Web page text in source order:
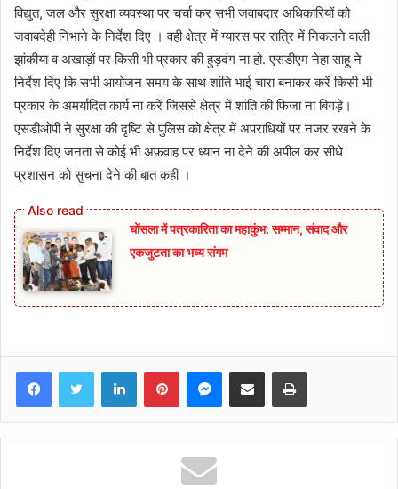
विद्युत, जल और सुरक्षा व्यवस्था पर चर्चा कर सभी जवाबदार अधिकारियों को
जवाबदेही निभाने के निर्देश दिए । वही क्षेत्र में ग्यारस पर रात्रि में निकलने वाली
झांकीया व अखाड़ों पर किसी भी प्रकार की हुड़दंग ना हो. एसडीएम नेहा साहू ने
निर्देश दिए कि सभी आयोजन समय के साथ शांति भाई चारा बनाकर करें किसी भी
प्रकार के अमर्यादित कार्य ना करें जिससे क्षेत्र में शांति की फिजा ना बिगड़े।
एसडीओपी ने सुरक्षा की दृष्टि से पुलिस को क्षेत्र में अपराधियों पर नजर रखने के
निर्देश दिए जनता से कोई भी अफ़वाह पर ध्यान ना देने की अपील कर सीधे
प्रशासन को सुचना देने की बात कही ।
घोंसला में पत्रकारिता का महाकुंभ: सम्मान, संवाद और
एकजुटता का भव्य संगम
FacebookTwitter LinkedInPinterestMessenger
Share via Email Print